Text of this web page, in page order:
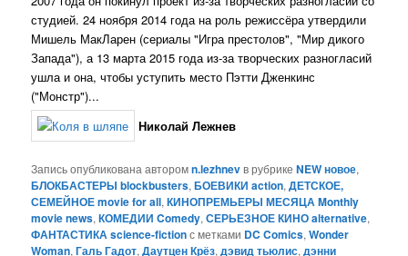
студией. 24 ноября 2014 года на роль режиссёра утвердили
Мишель МакЛарен (сериалы "Игра престолов", "Мир дикого
Запада"), а 13 марта 2015 года из-за творческих разногласий
ушла и она, чтобы уступить место Пэтти Дженкинс
("Монстр")...
Николай Лежнев
Запись опубликована авторомn.lezhnevв рубрикеNEW новое,
БЛОКБАСТЕРЫ blockbusters,БОЕВИКИ action,ДЕТСКОЕ,
СЕМЕЙНОЕ movie for all,КИНОПРЕМЬЕРЫ МЕСЯЦА Monthly
movie news,КОМЕДИИ Comedy,СЕРЬЕЗНОЕ КИНО alternative,
ФАНТАСТИКА science-fictionс метками DC Comics,Wonder
Woman,Галь Гадот,Даутцен Крёз,дэвид тьюлис,дэнни